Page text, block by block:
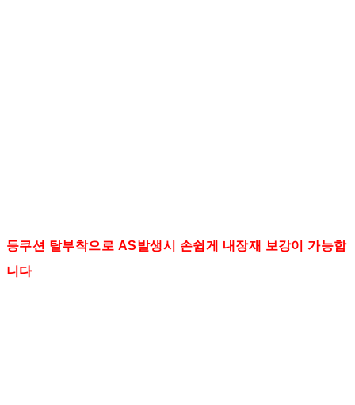
등쿠션 탈부착으로 AS발생시 손쉽게 내장재 보강이 가능합
니다